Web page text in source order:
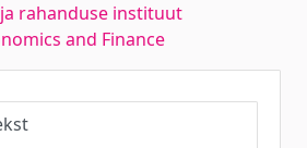
rahanduse instituut
and Finance